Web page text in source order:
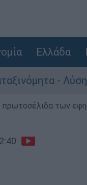
Ελλάδα
- Λύση αναζητά
πρωτοσέλιδα των